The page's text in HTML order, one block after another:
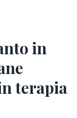
in
terapia